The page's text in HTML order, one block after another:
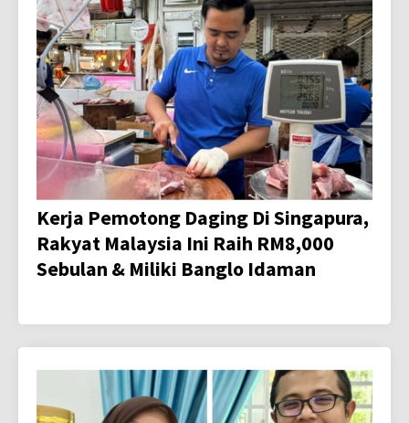
Kerja Pemotong Daging Di Singapura,
Rakyat Malaysia Ini Raih RM8,000
Sebulan & Miliki Banglo Idaman